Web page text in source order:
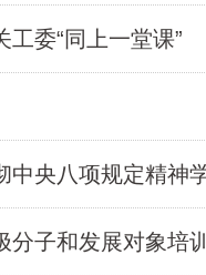
委“同上一堂课”
央八项规定精神
分子和发展对象培